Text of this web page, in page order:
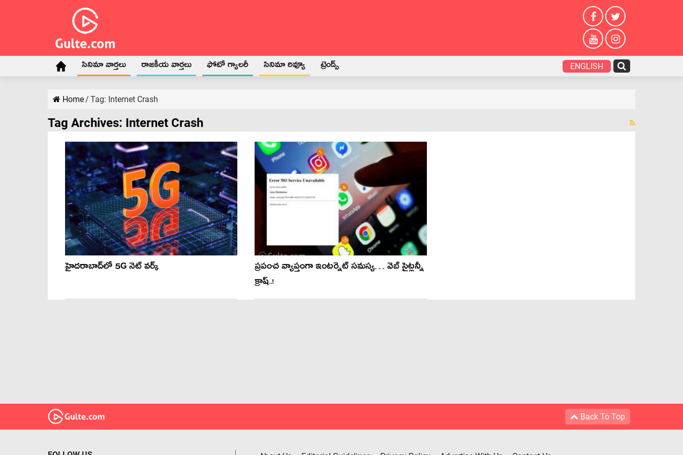
సినిమా వార్తలు రాజకీయ వార్తలు ఫోటో గ్యాలరీ సినిమా రివ్యూ ట్రెండ్స్ ENGLISH
Home/ Tag: Internet Crash
Tag Archives: Internet Crash
హైద‌రాబాద్‌లో 5G నెట్ వర్క్
ప్రపంచ వ్యాప్తంగా ఇంటర్నెట్ సమస్య… వెబ్ సైట్లన్నీ
క్రాష్..!
Back To Top